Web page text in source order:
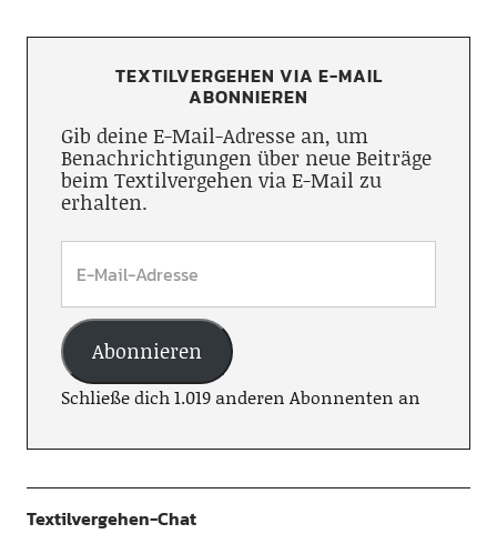
TEXTILVERGEHEN VIA E-MAIL
ABONNIEREN
Gib deine E-Mail-Adresse an, um
Benachrichtigungen über neue Beiträge
beim Textilvergehen via E-Mail zu
erhalten.
Abonnieren
Schließe dich 1.019 anderen Abonnenten an
Textilvergehen-Chat